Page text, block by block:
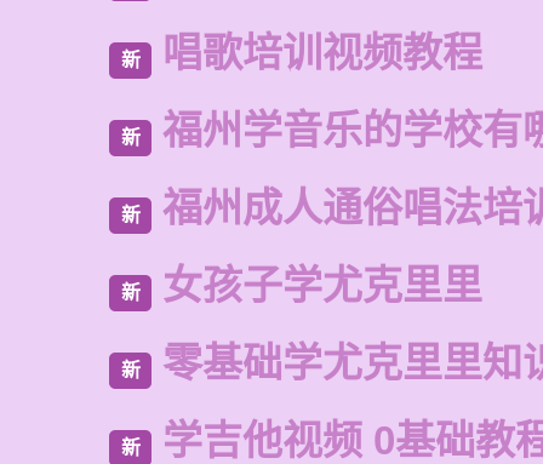
新 唱歌培训视频教程
新 福州学音乐的学校有
新 福州成人通俗唱法培
新 女孩子学尤克里里
新 零基础学尤克里里知
新 学吉他视频 0基础教